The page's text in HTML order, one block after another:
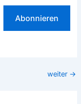
Abonnieren
weiter →